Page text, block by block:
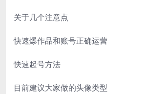
关于几个注意点
快速爆作品和账号正确运营
快速起号方法
目前建议大家做的头像类型